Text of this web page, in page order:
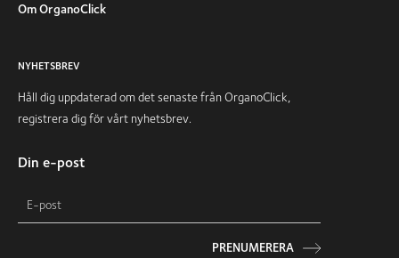
Om OrganoClick
NYHETSBREV
Håll dig uppdaterad om det senaste från OrganoClick,
registrera dig för vårt nyhetsbrev.
Din e-post
PRENUMERERA